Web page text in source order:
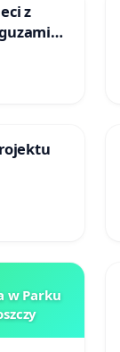
z
w Parku